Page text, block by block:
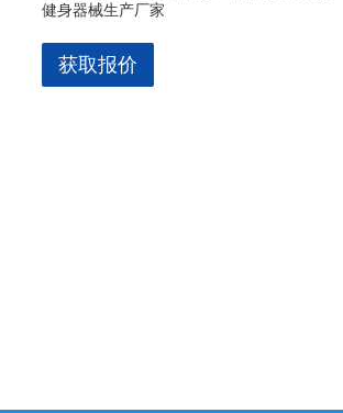
健身器械生产厂家
获取报价